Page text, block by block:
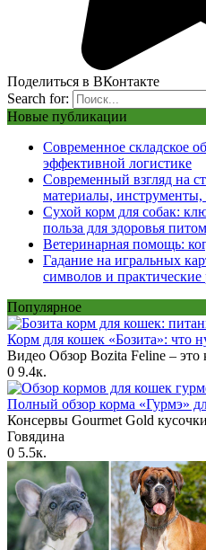
Поделиться в ВКонтакте
Search for:
Новые публикации
Современное складское
эффективной логистике
Современный взгляд на
материалы, инструменты,
Сухой корм для собак:
польза для здоровья
Ветеринарная помощь:
Гадание на игральных
символов и практические
Популярное
Корм для кошек «Бозита»: что
Видео Обзор Bozita Feline –
0 9.4к.
Полный обзор корма «Гурмэ»
Консервы Gourmet Gold
Говядина
0 5.5к.